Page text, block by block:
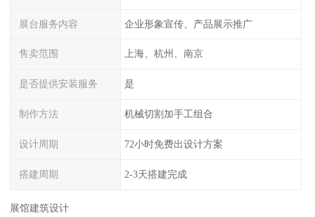
展台服务内容 企业形象宣传、产品展示推广
售卖范围 上海、杭州、南京
是否提供安装服务 是
制作方法 机械切割加手工组合
设计周期 72小时免费出设计方案
搭建周期 2-3天搭建完成
展馆建筑设计